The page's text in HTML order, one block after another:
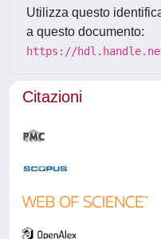
Utilizza questo
a questo documento:
https://
Citazioni